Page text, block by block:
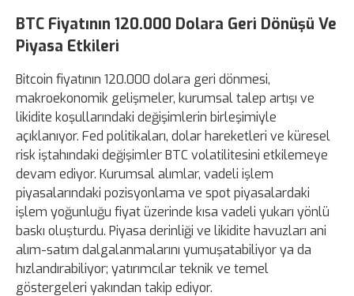
BTC Fiyatının 120.000 Dolara Geri Dönüşü Ve
Piyasa Etkileri
Bitcoin fiyatının 120.000 dolara geri dönmesi,
makroekonomik gelişmeler, kurumsal talep artışı ve
likidite koşullarındaki değişimlerin birleşimiyle
açıklanıyor. Fed politikaları, dolar hareketleri ve küresel
risk iştahındaki değişimler BTC volatilitesini etkilemeye
devam ediyor. Kurumsal alımlar, vadeli işlem
piyasalarındaki pozisyonlama ve spot piyasalardaki
işlem yoğunluğu fiyat üzerinde kısa vadeli yukarı yönlü
baskı oluşturdu. Piyasa derinliği ve likidite havuzları ani
alım-satım dalgalanmalarını yumuşatabiliyor ya da
hızlandırabiliyor; yatırımcılar teknik ve temel
göstergeleri yakından takip ediyor.